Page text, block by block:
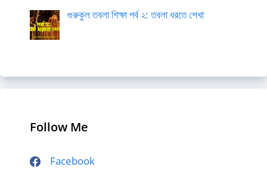
গুরুকুল তবলা শিক্ষা পর্ব ২: তবলা ধরতে শেখা
Follow Me
Facebook